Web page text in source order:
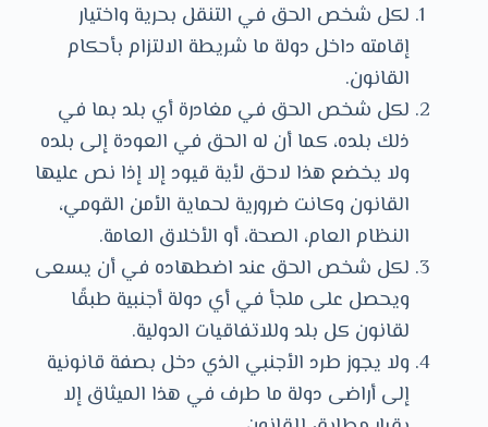
لكل شخص الحق في التنقل بحرية واختيار
إقامته داخل دولة ما شريطة الالتزام بأحكام
القانون.
لكل شخص الحق في مغادرة أي بلد بما في
ذلك بلده، كما أن له الحق في العودة إلى بلده
ولا يخضع هذا لاحق لأية قيود إلا إذا نص عليها
القانون وكانت ضرورية لحماية الأمن القومي،
النظام العام، الصحة، أو الأخلاق العامة.
لكل شخص الحق عند اضطهاده في أن يسعى
ويحصل على ملجأ في أي دولة أجنبية طبقًا
لقانون كل بلد وللاتفاقيات الدولية.
ولا يجوز طرد الأجنبي الذي دخل بصفة قانونية
إلى أراضى دولة ما طرف في هذا الميثاق إلا